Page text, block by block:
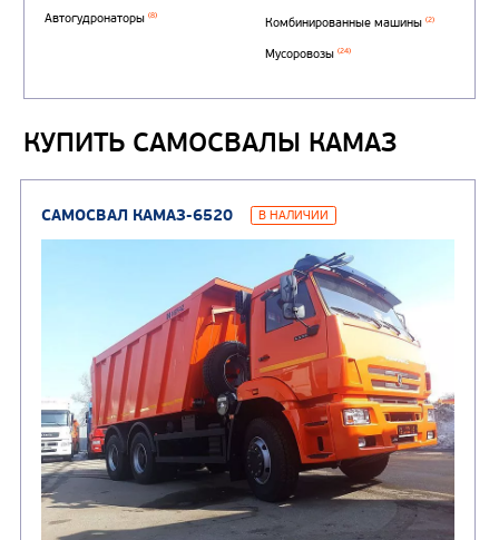
(9)
Седельные тягачи(8)
Автофургоны
Шасси (12)
АВТОБУСЫ
Вахтовые автобусы (3)
АВТОЦИСТЕРНЫ
сжиженного
ПОДЪЕМНО-
ТРАНСПОРТНАЯ
Автокраны
Крано-
установки (КМУ)
КОММУНАЛЬНАЯ
ТЕХНИКА
Комбинированные
машины
(18)
КУПИТЬ САМОСВАЛЫ КАМАЗ